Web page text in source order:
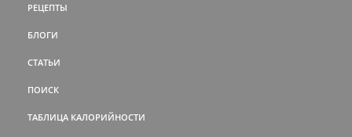
РЕЦЕПТЫ
БЛОГИ
СТАТЬИ
ПОИСК
ТАБЛИЦА КАЛОРИЙНОСТИ